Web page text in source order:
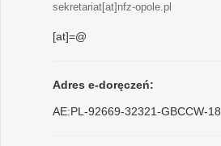
sekretariat[at]nfz-opole.pl
[at]=@
Adres e-doręczeń:
AE:PL-92669-32321-GBCCW-18